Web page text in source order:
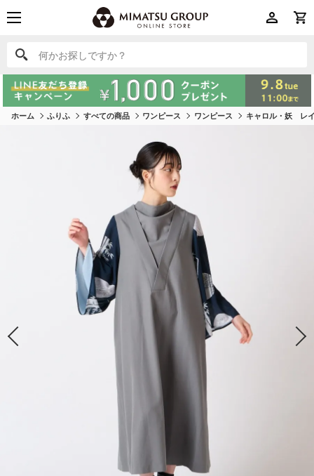
何かお探しですか？
何かお探しですか？
ホーム ふりふ すべての商品 ワンピース ワンピース キャロル・妖 レ